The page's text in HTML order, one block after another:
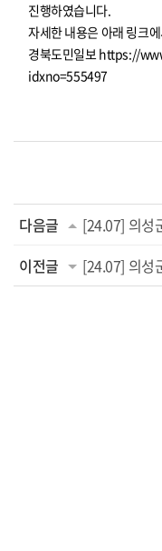
진행하였습니다.
자세한 내용은 아래 링크
경북도민일보https://
idxno=555497
다음글
이전글